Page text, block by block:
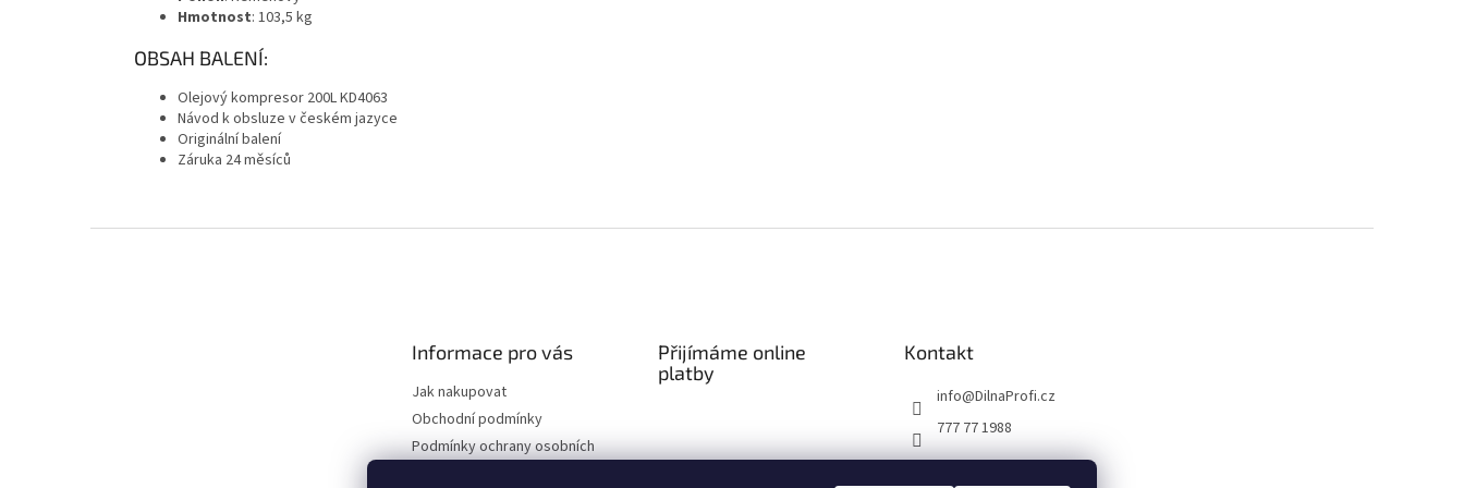
Hmotnost: 103,5 kg
OBSAH BALENÍ:
Olejový kompresor 200L KD4063
Návod k obsluze v českém jazyce
Originální balení
Záruka 24 měsíců
Informace pro vás
Jak nakupovat
Obchodní podmínky
Podmínky ochrany osobních
Přijímáme online
platby
Kontakt
info@DilnaProfi.cz
777 77 1988